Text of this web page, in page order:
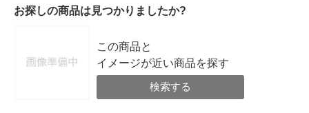
お探しの商品は見つかりましたか?
この商品と
イメージが近い商品を探す
検索する